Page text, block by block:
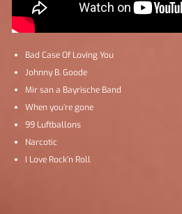
Bad Case Of Loving You
Johnny B. Goode
Mir san a Bayrische Band
When you’re gone
99 Luftballons
Narcotic
I Love Rock’n Roll